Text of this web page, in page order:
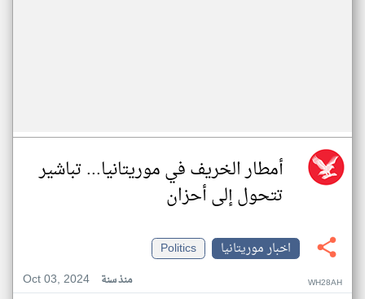
أمطار الخريف في موريتانيا... تباشير
تتحول إلى أحزان
اخبار موريتانيا
Politics
Oct 03, 2024
منذ سنة WH28AH